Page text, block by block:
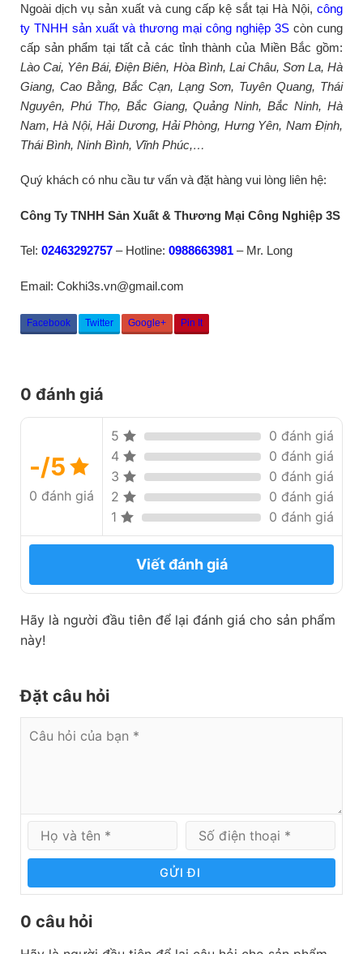
Ngoài dịch vụ sản xuất và cung cấp kệ sắt tại Hà Nội, công
ty TNHH sản xuất và thương mại công nghiệp 3S còn cung
cấp sản phẩm tại tất cả các tỉnh thành của Miền Bắc gồm:
Lào Cai, Yên Bái, Điện Biên, Hòa Bình, Lai Châu, Sơn La, Hà
Giang, Cao Bằng, Bắc Cạn, Lạng Sơn, Tuyên Quang, Thái
Nguyên, Phú Thọ, Bắc Giang, Quảng Ninh, Bắc Ninh, Hà
Nam, Hà Nội, Hải Dương, Hải Phòng, Hưng Yên, Nam Định,
Thái Bình, Ninh Bình, Vĩnh Phúc,…
Quý khách có nhu cầu tư vấn và đặt hàng vui lòng liên hệ:
Công Ty TNHH Sản Xuất & Thương Mại Công Nghiệp 3S
Tel: 02463292757 – Hotline: 0988663981 – Mr. Long
Email: Cokhi3s.vn@gmail.com
Facebook Twitter Google+ Pin It
0 đánh giá
-/5
0 đánh giá
5
0 đánh giá
4
0 đánh giá
3
0 đánh giá
2
0 đánh giá
1
0 đánh giá
Viết đánh giá
Hãy là người đầu tiên để lại đánh giá cho sản phẩm
này!
Đặt câu hỏi
GỬI ĐI
0 câu hỏi